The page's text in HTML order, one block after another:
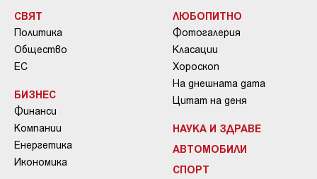
СВЯТ
Политика
Общество
ЕС
БИЗНЕС
Финанси
Компании
Енергетика
Икономика
ЛЮБОПИТНО
Фотогалерия
Класации
Хороскоп
На днешната дата
Цитат на деня
НАУКА И ЗДРАВЕ
АВТОМОБИЛИ
СПОРТ